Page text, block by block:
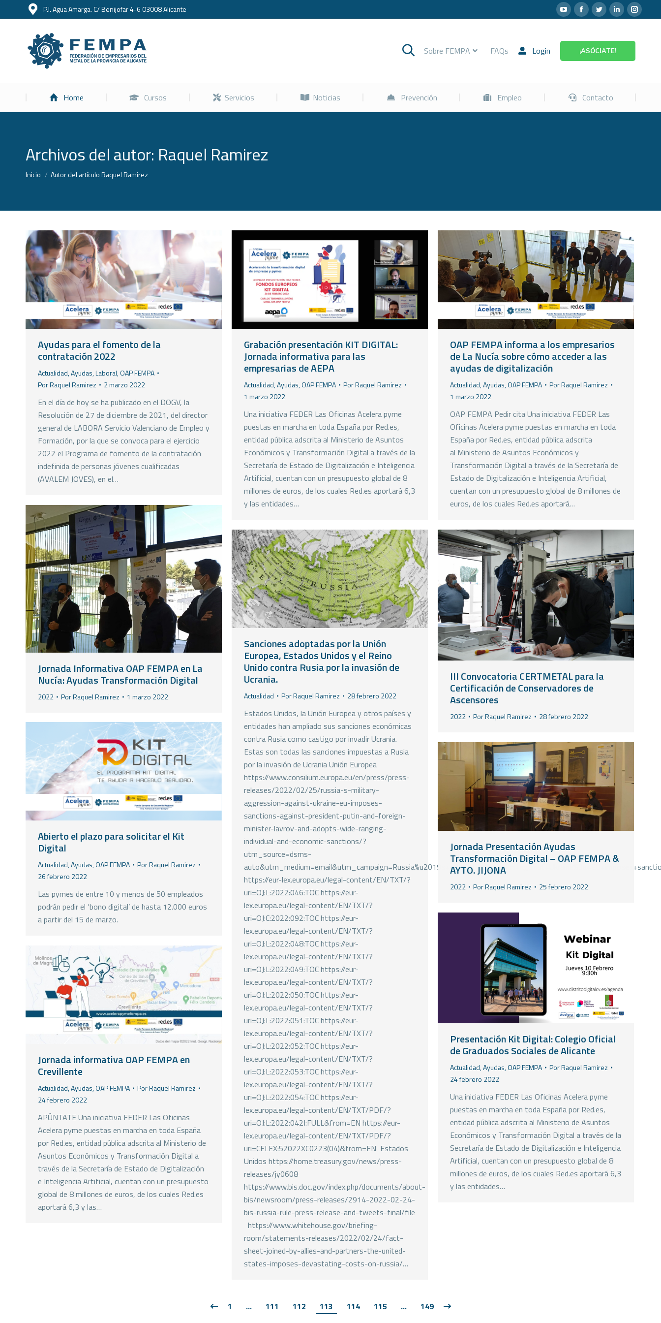
P.I. Agua Amarga. C/ Benijofar 4-6 03008 Alicante
Sobre FEMPA FAQs Login ¡ASÓCIATE!
Home Cursos Servicios Noticias Prevención Empleo Contacto
Archivos del autor: Raquel Ramirez
Estás aquí:
Inicio Autor del artículo Raquel Ramirez
Ayudas para el fomento de la
contratación 2022
Actualidad,Ayudas,Laboral,OAP FEMPA
PorRaquel Ramirez 2 marzo 2022
En el día de hoy se ha publicado en el DOGV, la
Resolución de 27 de diciembre de 2021, del director
general de LABORA Servicio Valenciano de Empleo y
Formación, por la que se convoca para el ejercicio
2022 el Programa de fomento de la contratación
indefinida de personas jóvenes cualificadas
(AVALEM JOVES), en el…
Grabación presentación KIT DIGITAL:
Jornada informativa para las
empresarias de AEPA
Actualidad,Ayudas,OAP FEMPA PorRaquel Ramirez
1 marzo 2022
Una iniciativa FEDER Las Oficinas Acelera pyme
puestas en marcha en toda España por Red.es,
entidad pública adscrita al Ministerio de Asuntos
Económicos y Transformación Digital a través de la
Secretaría de Estado de Digitalización e Inteligencia
Artificial, cuentan con un presupuesto global de 8
millones de euros, de los cuales Red.es aportará 6,3
y las entidades…
OAP FEMPA informa a los empresarios
de La Nucía sobre cómo acceder a las
ayudas de digitalización
Actualidad,Ayudas,OAP FEMPA PorRaquel Ramirez
1 marzo 2022
OAP FEMPA Pedir cita Una iniciativa FEDER Las
Oficinas Acelera pyme puestas en marcha en toda
España por Red.es, entidad pública adscrita
al Ministerio de Asuntos Económicos y
Transformación Digital a través de la Secretaría de
Estado de Digitalización e Inteligencia Artificial,
cuentan con un presupuesto global de 8 millones de
euros, de los cuales Red.es aportará…
Jornada Informativa OAP FEMPA en La
Nucía: Ayudas Transformación Digital
2022 PorRaquel Ramirez 1 marzo 2022
Sanciones adoptadas por la Unión
Europea, Estados Unidos y el Reino
Unido contra Rusia por la invasión de
Ucrania.
Actualidad PorRaquel Ramirez 28 febrero 2022
Estados Unidos, la Unión Europea y otros países y
entidades han ampliado sus sanciones económicas
contra Rusia como castigo por invadir Ucrania.
Estas son todas las sanciones impuestas a Rusia
por la invasión de Ucrania Unión Europea
https://www.consilium.europa.eu/en/press/press-
releases/2022/02/25/russia-s-military-
aggression-against-ukraine-eu-imposes-
sanctions-against-president-putin-and-foreign-
minister-lavrov-and-adopts-wide-ranging-
individual-and-economic-sanctions/?
utm_source=dsms-
https://eur-lex.europa.eu/legal-content/EN/TXT/?
uri=OJ:L:2022:046:TOC https://eur-
lex.europa.eu/legal-content/EN/TXT/?
uri=OJ:C:2022:092:TOC https://eur-
lex.europa.eu/legal-content/EN/TXT/?
uri=OJ:L:2022:048:TOC https://eur-
lex.europa.eu/legal-content/EN/TXT/?
uri=OJ:L:2022:049:TOC https://eur-
lex.europa.eu/legal-content/EN/TXT/?
uri=OJ:L:2022:050:TOC https://eur-
lex.europa.eu/legal-content/EN/TXT/?
uri=OJ:L:2022:051:TOC https://eur-
lex.europa.eu/legal-content/EN/TXT/?
uri=OJ:L:2022:052:TOC https://eur-
lex.europa.eu/legal-content/EN/TXT/?
uri=OJ:L:2022:053:TOC https://eur-
lex.europa.eu/legal-content/EN/TXT/?
uri=OJ:L:2022:054:TOC https://eur-
lex.europa.eu/legal-content/EN/TXT/PDF/?
uri=OJ:L:2022:042I:FULL&from=EN https://eur-
lex.europa.eu/legal-content/EN/TXT/PDF/?
uri=CELEX:52022XC0223(04)&from=EN Estados
Unidos https://home.treasury.gov/news/press-
releases/jy0608
https://www.bis.doc.gov/index.php/documents/about-
bis/newsroom/press-releases/2914-2022-02-24-
bis-russia-rule-press-release-and-tweets-final/file
https://www.whitehouse.gov/briefing-
room/statements-releases/2022/02/24/fact-
sheet-joined-by-allies-and-partners-the-united-
states-imposes-devastating-costs-on-russia/…
III Convocatoria CERTMETAL para la
Certificación de Conservadores de
Ascensores
2022 PorRaquel Ramirez 28 febrero 2022
Abierto el plazo para solicitar el Kit
Digital
Actualidad,Ayudas,OAP FEMPA PorRaquel Ramirez
26 febrero 2022
Las pymes de entre 10 y menos de 50 empleados
podrán pedir el ‘bono digital’ de hasta 12.000 euros
a partir del 15 de marzo.
Jornada Presentación Ayudas
Transformación Digital – OAP FEMPA &
AYTO. JIJONA
2022 PorRaquel Ramirez 25 febrero 2022
Presentación Kit Digital: Colegio Oficial
de Graduados Sociales de Alicante
Actualidad,Ayudas,OAP FEMPA PorRaquel Ramirez
24 febrero 2022
Una iniciativa FEDER Las Oficinas Acelera pyme
puestas en marcha en toda España por Red.es,
entidad pública adscrita al Ministerio de Asuntos
Económicos y Transformación Digital a través de la
Secretaría de Estado de Digitalización e Inteligencia
Artificial, cuentan con un presupuesto global de 8
millones de euros, de los cuales Red.es aportará 6,3
y las entidades…
Jornada informativa OAP FEMPA en
Crevillente
Actualidad,Ayudas,OAP FEMPA PorRaquel Ramirez
24 febrero 2022
APÚNTATE Una iniciativa FEDER Las Oficinas
Acelera pyme puestas en marcha en toda España
por Red.es, entidad pública adscrita al Ministerio de
Asuntos Económicos y Transformación Digital a
través de la Secretaría de Estado de Digitalización
e Inteligencia Artificial, cuentan con un presupuesto
global de 8 millones de euros, de los cuales Red.es
aportará 6,3 y las…
1 … 111 112 113 114 115 … 149
Home Cursos Servicios Noticias Prevención Empleo Contacto